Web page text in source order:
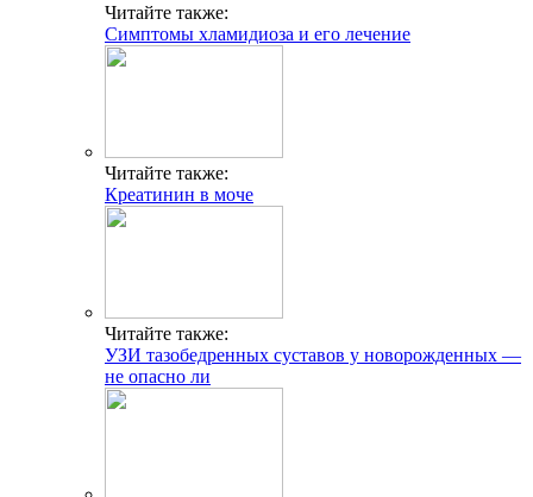
Читайте также:
Симптомы хламидиоза и его лечение
Читайте также:
Креатинин в моче
Читайте также:
УЗИ тазобедренных суставов у новорожденных —
не опасно ли